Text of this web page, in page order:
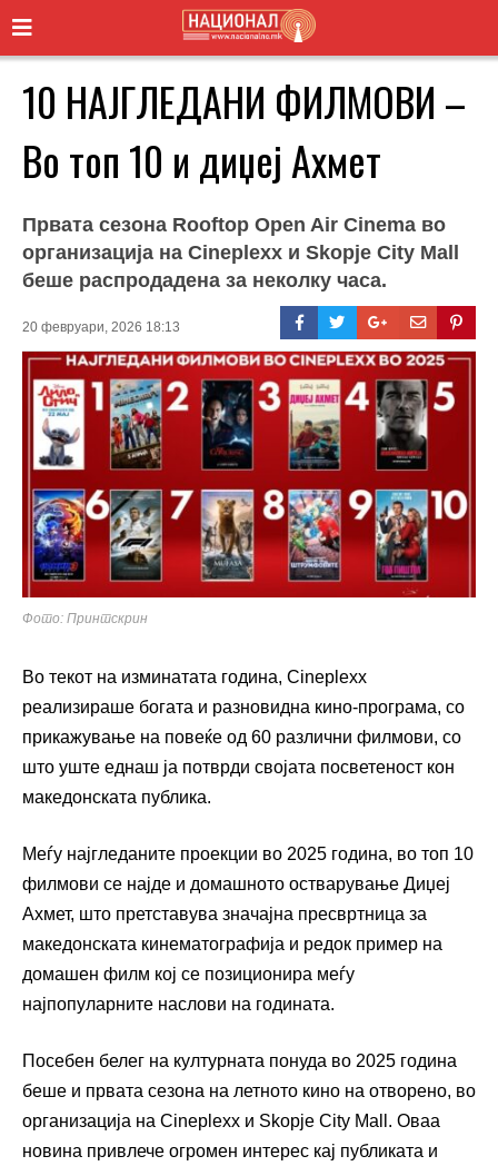
10 НАЈГЛЕДАНИ ФИЛМОВИ –
Во топ 10 и диџеј Ахмет
Првата сезона Rooftop Open Air Cinema во
организација на Cineplexx и Skopje City Mall
беше распродадена за неколку часа.
20 февруари, 2026 18:13
Фото: Принтскрин
Во текот на изминатата година, Cineplexx
реализираше богата и разновидна кино-програма, со
прикажување на повеќе од 60 различни филмови, со
што уште еднаш ја потврди својата посветеност кон
македонската публика.
Меѓу најгледаните проекции во 2025 година, во топ 10
филмови се најде и домашното остварување Диџеј
Ахмет, што претставува значајна пресвртница за
македонската кинематографија и редок пример на
домашен филм кој се позиционира меѓу
најпопуларните наслови на годината.
Посебен белег на културната понуда во 2025 година
беше и првата сезона на летното кино на отворено, во
организација на Cineplexx и Skopje City Mall . Оваа
новина привлече огромен интерес кај публиката и